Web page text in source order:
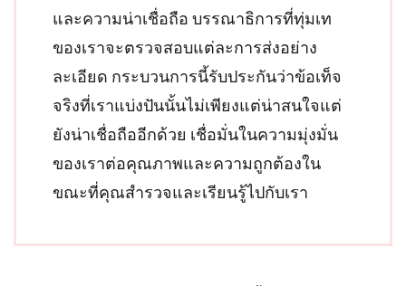
และความน่าเชื่อถือ บรรณาธิการที่ทุ่มเท
ของเราจะตรวจสอบแต่ละการส่งอย่าง
ละเอียด กระบวนการนี้รับประกันว่าข้อเท็จ
จริงที่เราแบ่งปันนั้นไม่เพียงแต่น่าสนใจแต่
ยังน่าเชื่อถืออีกด้วย เชื่อมั่นในความมุ่งมั่น
ของเราต่อคุณภาพและความถูกต้องใน
ขณะที่คุณสำรวจและเรียนรู้ไปกับเรา